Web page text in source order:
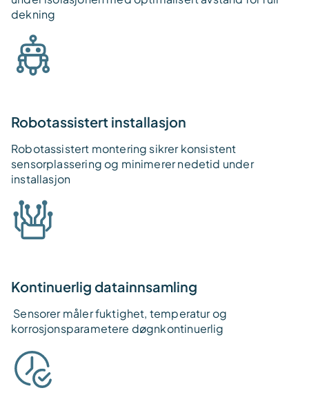
dekning
Robotassistert installasjon
Robotassistert montering sikrer konsistent
sensorplassering og minimerer nedetid under
installasjon
Kontinuerlig datainnsamling
Sensorer måler fuktighet, temperatur og
korrosjonsparametere døgnkontinuerlig